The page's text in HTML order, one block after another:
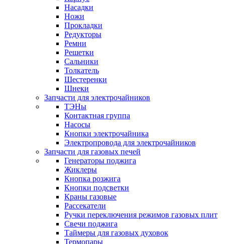
Насадки
Ножи
Прокладки
Редукторы
Ремни
Решетки
Сальники
Толкатель
Шестеренки
Шнеки
Запчасти для электрочайников
ТЭНы
Контактная группа
Насосы
Кнопки электрочайника
Электропровода для электрочайников
Запчасти для газовых печей
Генераторы поджига
Жиклеры
Кнопка розжига
Кнопки подсветки
Краны газовые
Рассекатели
Ручки переключения режимов газовых плит
Свечи поджига
Таймеры для газовых духовок
Термопары